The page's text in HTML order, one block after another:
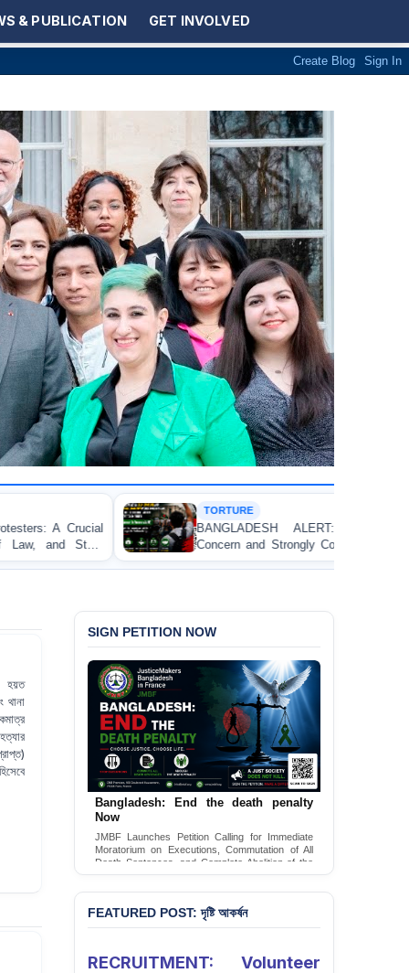
& PUBLICATION GET INVOLVED
BANGLADESH ALERT: JMFB Expresses Deep
Concern and Strongly Condemns Police Baton Charge
on Peaceful College Student Protesters in Dhaka
হয়ত
থানা
SIGN PETITION NOW
Urgent Call to End and Criminalise
Conversion Therapy in Bangladesh
JMBF launches an urgent campaign calling on
the Government of Bangladesh to end and
FEATURED POST: দৃষ্টি আকর্ষন
RECRUITMENT: Volunteer